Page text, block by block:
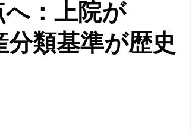
：上院が
類基準が歴史